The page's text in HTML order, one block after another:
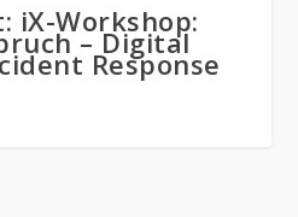
iX-Workshop:
– Digital
Response